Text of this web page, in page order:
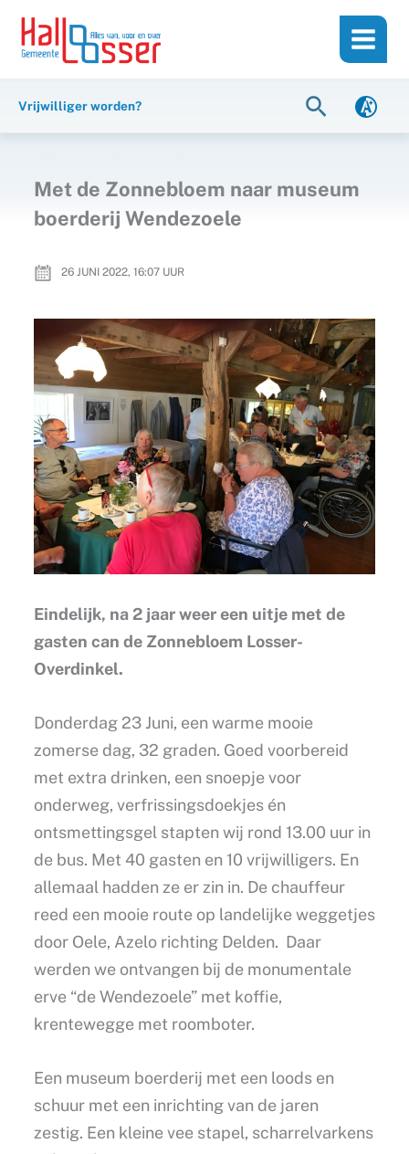
inhoud
naar
Vrijwilliger worden? Zoeken
Met de Zonnebloem naar museum
boerderij Wendezoele
26 JUNI 2022, 16:07UUR
Eindelijk, na 2 jaar weer een uitje met de
gasten can de Zonnebloem Losser-
Overdinkel.
Donderdag 23 Juni, een warme mooie
zomerse dag, 32 graden. Goed voorbereid
met extra drinken, een snoepje voor
onderweg, verfrissingsdoekjes én
ontsmettingsgel stapten wij rond 13.00 uur in
de bus. Met 40 gasten en 10 vrijwilligers. En
allemaal hadden ze er zin in. De chauffeur
reed een mooie route op landelijke weggetjes
door Oele, Azelo richting Delden. Daar
werden we ontvangen bij de monumentale
erve “de Wendezoele” met koffie,
krentewegge met roomboter.
Een museum boerderij met een loods en
schuur met een inrichting van de jaren
zestig. Een kleine vee stapel, scharrelvarkens